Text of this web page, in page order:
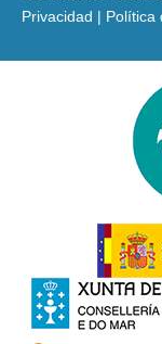
Privacidad | Política